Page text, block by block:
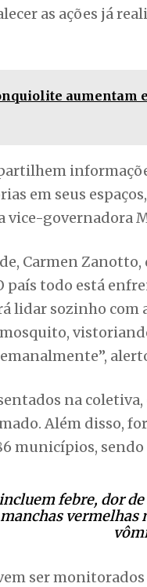
as ações já
aumentam
em seus
vice-governadora
Carmen
país todo está
lidar sozinho com
na
Além disso,
municípios, sendo
febre, dor
vermelhas
ser